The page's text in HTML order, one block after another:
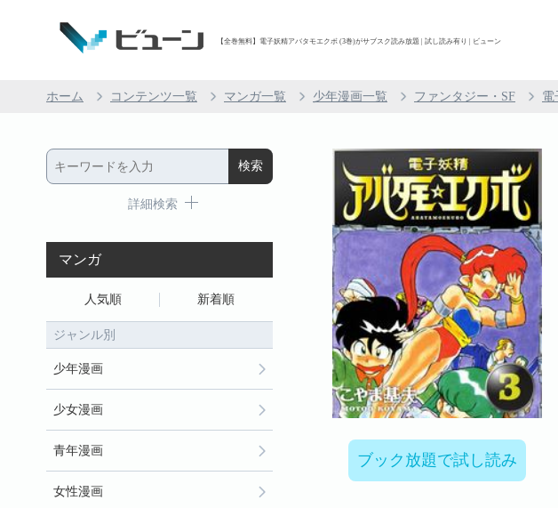
【全巻無料】電子妖精アバタモエクボ (3巻)がサブスク読み放題 | 試し読み有り | ビューン
ホーム コンテンツ一覧 マンガ一覧 少年漫画一覧 ファンタジー・SF 電
ブック放題で試し読み
詳細検索
マンガ
人気順 新着順
ジャンル別
少年漫画
少女漫画
青年漫画
女性漫画